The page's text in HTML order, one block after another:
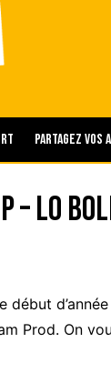
Partagez vos
– Lo
début
Prod. On